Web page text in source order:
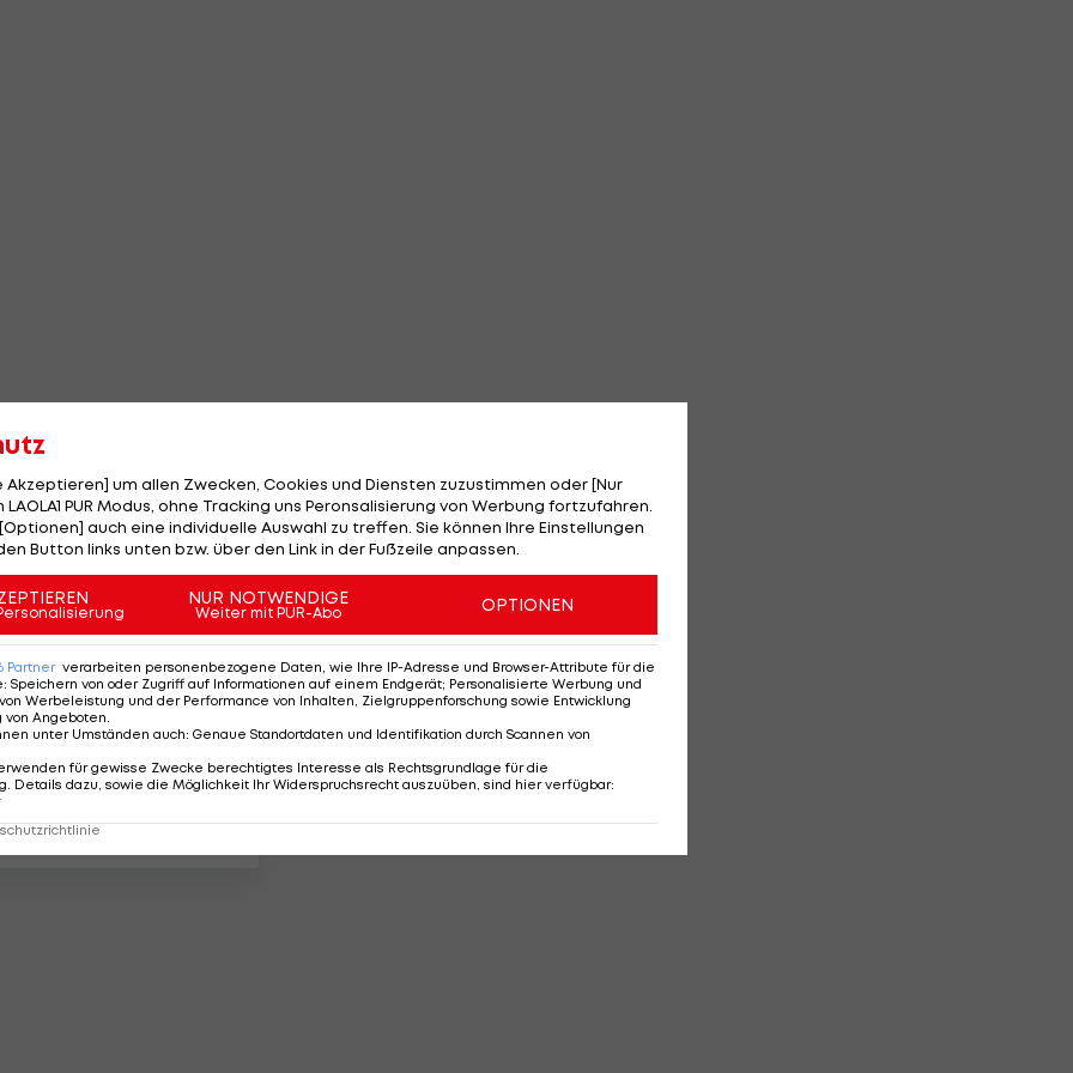
kommt
Dänemark
Akzeptieren] um allen Zwecken, Cookies und Diensten zuzustimmen oder [Nur
PUR Modus, ohne Tracking uns Peronsalisierung von Werbung fortzufahren.
auch eine individuelle Auswahl zu treffen. Sie können Ihre Einstellungen
Button links unten bzw. über den Link in der Fußzeile anpassen.
NUR NOTWENDIGE
Weiter mit PUR-Abo OPTIONEN
Partner verarbeiten personenbezogene Daten, wie Ihre IP-Adresse und Browser-Attribute für die
: Speichern von oder Zugriff auf Informationen auf einem Endgerät; Personalisierte Werbung und
Werbeleistung und der Performance von Inhalten, Zielgruppenforschung sowie Entwicklung
von Angeboten
unter Umständen auch: Genaue Standortdaten und Identifikation durch Scannen von
für gewisse Zwecke berechtigtes Interesse als Rechtsgrundlage für die
Details dazu, sowie die Möglichkeit Ihr Widerspruchsrecht auszuüben, sind hier verfügbar: